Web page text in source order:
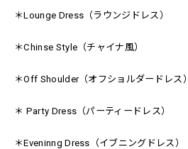
＊Lounge Dress（ラウンジドレス）
＊Chinse Style（チャイナ風）
＊Off Shoulder（オフショルダードレス）
＊ Party Dress（パーティードレス）
＊Eveninng Dress（イブニングドレス）